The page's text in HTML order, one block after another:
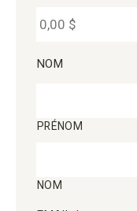
NOM
PRÉNOM
NOM